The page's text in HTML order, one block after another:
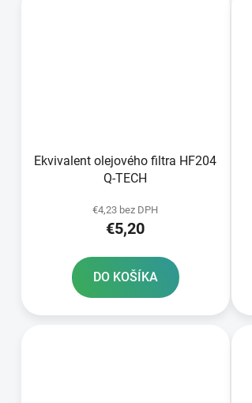
Ekvivalent olejového filtra HF204
Q-TECH
€4,23 bez DPH
€5,20
DO KOŠÍKA